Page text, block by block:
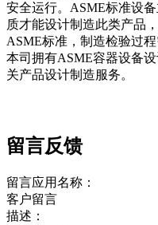
安全运行。ASME标准设
质才能设计制造此类产品
ASME标准，制造检验过
本司拥有ASME容器设备
关产品设计制造服务。
留言反馈
留言应用名称：
客户留言
描述：